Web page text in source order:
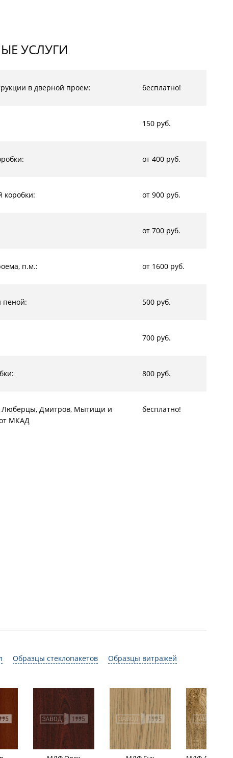
УСЛУГИ
в дверной проем: бесплатно!
150 руб.
от 400 руб.
коробки: от 900 руб.
от 700 руб.
п.м.: от 1600 руб.
пеной: 500 руб.
700 руб.
800 руб.
Люберцы, Дмитров, Мытищи и
МКАД
бесплатно!
Образцы стеклопакетов
Образцы витражей